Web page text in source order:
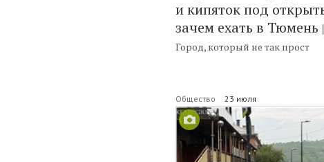
и кипяток под
зачем ехать в Тюмень
Город, который не так прост
Общество 23 июля